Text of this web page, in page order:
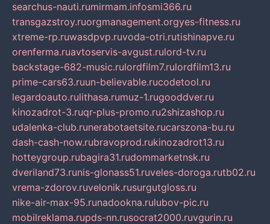
searchus-nauti.rumirmam.infosmi366.ru
transgazstroy.ruorgmanagement.orgyes-fitness.ru
xtreme-rp.ruwasdpvp.ruvoda-otri.rutishinapve.ru
orenferma.ruavtoservis-avgust.rulord-tv.ru
backstage-682-music.rulordfilm7.rulordfilm13.ru
prime-cars63.ruun-believable.rucodetool.ru
legardoauto.rulithasa.rumuz-1.rugooddver.ru
kinozadrot-3.ruqr-plus-promo.ru2shizashop.ru
udalenka-club.runerabotaetsite.rucarszona-bu.ru
dash-cash-now.rubravoprod.rukinozadrot13.ru
hotteygroup.rubagira31.rudommarketnsk.ru
dveriland73.runis-glonass51.ruveles-doroga.rutb02.ru
vrema-zdorov.ruvelonik.rusurgutgloss.ru
nike-air-max-95.runadookna.rulubov-pic.ru
mobilreklama.rupds-nn.rusocrat2000.ruvgurin.ru